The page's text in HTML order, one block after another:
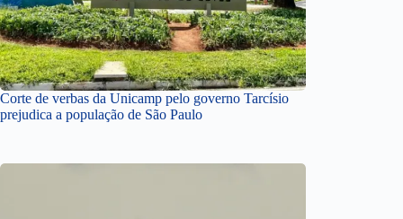
Corte de verbas da Unicamp pelo governo Tarcísio
prejudica a população de São Paulo